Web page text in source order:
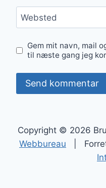
Websted
Gem mit navn, mail
til næste gang jeg
Copyright © 2026
Webbureau |